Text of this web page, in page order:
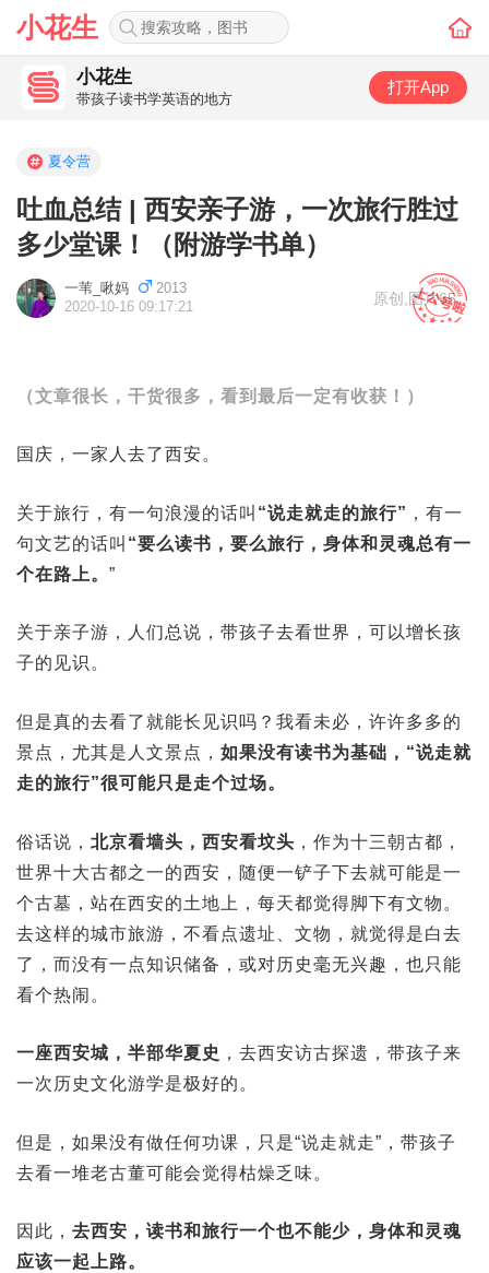
小花生
小花生
带孩子读书学英语的地方
打开App
夏令营
吐血总结 | 西安亲子游，一次旅行胜过
多少堂课！（附游学书单）
一苇_啾妈
2013
2020-10-16 09:17:21
原创 图片65
（文章很长，干货很多，看到最后一定有收获！）
国庆，一家人去了西安。
关于旅行，有一句浪漫的话叫 “说走就走的旅行” ，有一
句文艺的话叫 “要么读书，要么旅行，身体和灵魂总有一
个在路上。 ”
关于亲子游，人们总说，带孩子去看世界，可以增长孩
子的见识。
但是真的去看了就能长见识吗？我看未必，许许多多的
景点，尤其是人文景点， 如果没有读书为基础，“说走就
走的旅行”很可能只是走个过场。
俗话说， 北京看墙头，西安看坟头 ，作为十三朝古都，
世界十大古都之一的西安，随便一铲子下去就可能是一
个古墓，站在西安的土地上，每天都觉得脚下有文物。
去这样的城市旅游，不看点遗址、文物，就觉得是白去
了，而没有一点知识储备，或对历史毫无兴趣，也只能
看个热闹。
一座西安城，半部华夏史 ，去西安访古探遗，带孩子来
一次历史文化游学是极好的。
但是，如果没有做任何功课，只是“说走就走”，带孩子
去看一堆老古董可能会觉得枯燥乏味。
因此， 去西安，读书和旅行一个也不能少，身体和灵魂
应该一起上路。